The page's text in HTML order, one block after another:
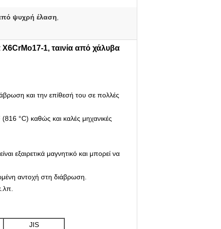
ψυχρή έλαση,
1, ταινία από χάλυβα
και την επίθεσή του σε πολλές
°C) καθώς και καλές μηχανικές
εξαιρετικά μαγνητικό και μπορεί να
αντοχή στη διάβρωση.
JIS